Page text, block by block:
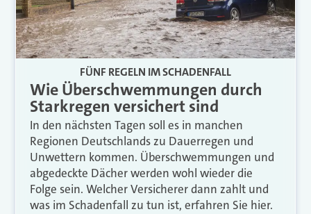
FÜNF REGELN IM SCHADENFALL
Wie Überschwemmungen durch
Starkregen versichert sind
In den nächsten Tagen soll es in manchen
Regionen Deutschlands zu Dauerregen und
Unwettern kommen. Überschwemmungen und
abgedeckte Dächer werden wohl wieder die
Folge sein. Welcher Versicherer dann zahlt und
was im Schadenfall zu tun ist, erfahren Sie hier.